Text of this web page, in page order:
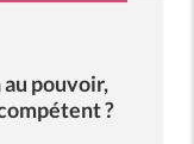
au pouvoir,
?